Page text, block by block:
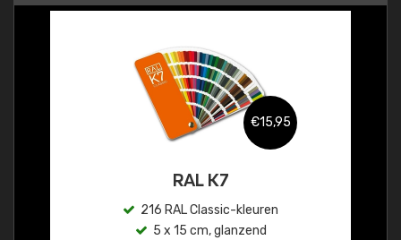
€15,95
RAL K7
216 RAL Classic-kleuren
5 x 15 cm, glanzend